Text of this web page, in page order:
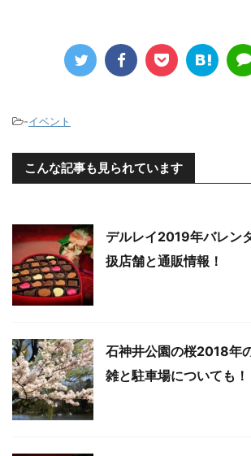
-イベント
こんな記事も見られています
デルレイ2019年バレン
扱店舗と通販情報！
石神井公園の桜2018年
雑と駐車場についても！